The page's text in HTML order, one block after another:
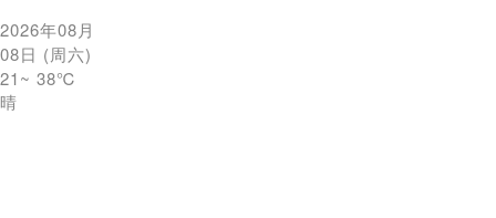
2026年08月
08日 (周六)
21~ 38℃
晴